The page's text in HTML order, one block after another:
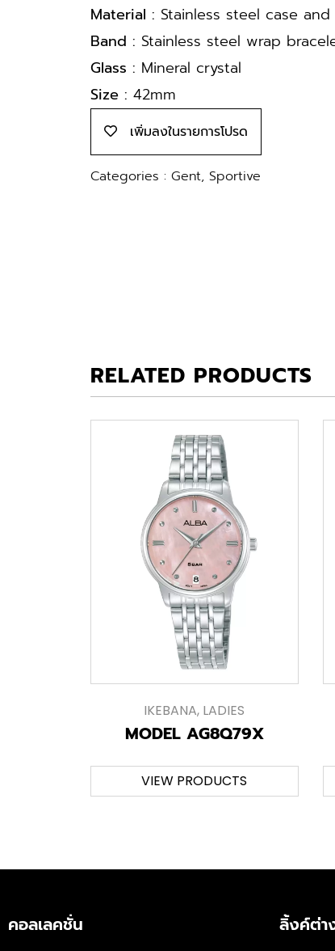
Material : Stainless steel case
Band : Stainless steel wrap
Glass : Mineral crystal
Size : 42mm
เพิ่มลงในรายการโปรด
Categories : Gent, Sportive
RELATED PRODUCTS
IKEBANA, LADIES
MODEL AG8Q79X
VIEW PRODUCTS
คอลเลคชั่น ลิ้งค์ต่า